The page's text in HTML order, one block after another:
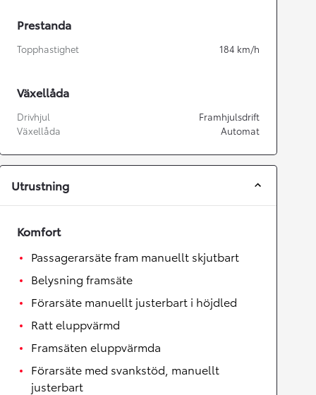
Prestanda
Topphastighet 184 km/h
Växellåda
Drivhjul
Framhjulsdrift
Växellåda
Automat
Utrustning
Komfort
Passagerarsäte fram manuellt skjutbart
Belysning framsäte
Förarsäte manuellt justerbart i höjdled
Ratt eluppvärmd
Framsäten eluppvärmda
Förarsäte med svankstöd, manuellt
justerbart